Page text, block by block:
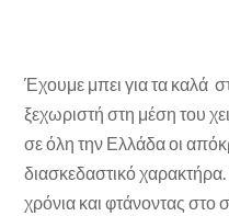
Έχουμε μπει για τα καλά
ξεχωριστή στη μέση του
σε όλη την Ελλάδα οι
διασκεδαστικό
χρόνια και φτάνοντας στο